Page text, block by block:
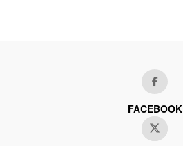
FACEBOOK